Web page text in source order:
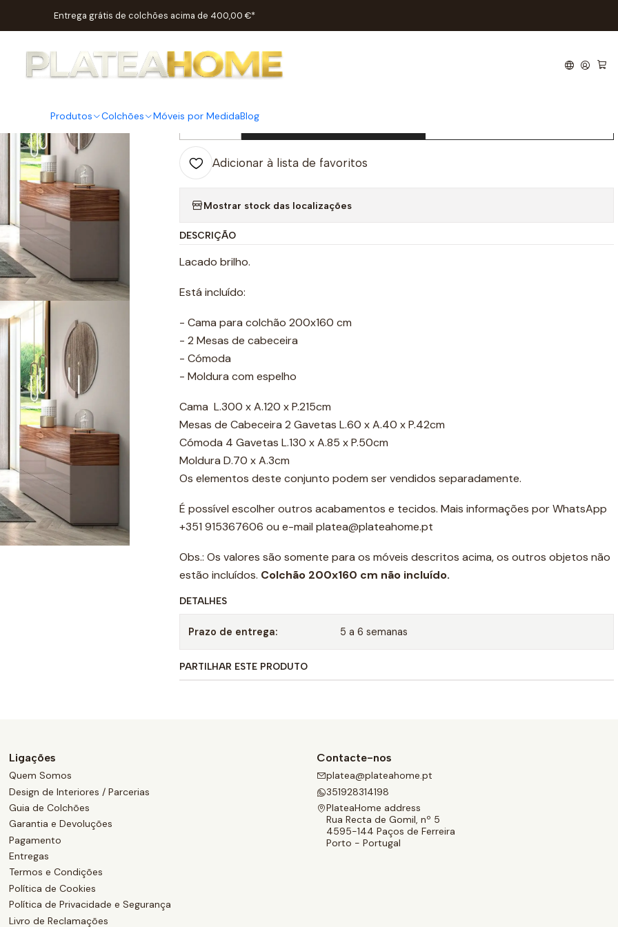
Produtos Colchões Móveis por MedidaBlog
Entrega grátis de colchões acima de 400,00 €*
Início Quartos Quartos de Casal Quarto Peter
|
Quarto Peter
Quantidade
Adicionar à lista de favoritos
Mostrar stock das localizações
DESCRIÇÃO
Lacado brilho.
Está incluído:
- Cama para colchão 200x160 cm
- 2 Mesas de cabeceira
- Cómoda
- Moldura com espelho
Cama L.300 x A.120 x P.215cm
Mesas de Cabeceira 2 Gavetas L.60 x A.40 x P.42cm
Cómoda 4 Gavetas L.130 x A.85 x P.50cm
Moldura D.70 x A.3cm
Os elementos deste conjunto podem ser vendidos separadamente.
É possível escolher outros acabamentos e tecidos. Mais informações por WhatsApp
+351 915367606 ou e-mail platea@plateahome.pt
Obs.: Os valores são somente para os móveis descritos acima, os outros objetos não
estão incluídos. Colchão 200x160 cm não incluído.
DETALHES
Prazo de entrega: 5 a 6 semanas
PARTILHAR ESTE PRODUTO
Ligações
Quem Somos
Design de Interiores / Parcerias
Guia de Colchões
Garantia e Devoluções
Pagamento
Entregas
Termos e Condições
Política de Cookies
Política de Privacidade e Segurança
Livro de Reclamações
Contacte-nos
platea@plateahome.pt
351928314198
PlateaHome address
Rua Recta de Gomil, nº 5
4595-144 Paços de Ferreira
Porto - Portugal